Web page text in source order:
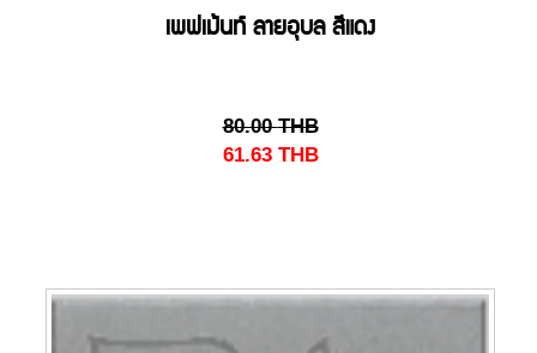
เพฟเม้นท์ ลายอุบล สีแดง
80.00 THB
61.63 THB